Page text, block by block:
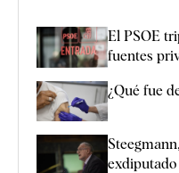
El PSOE
fuentes
¿Qué fue
exdiputado